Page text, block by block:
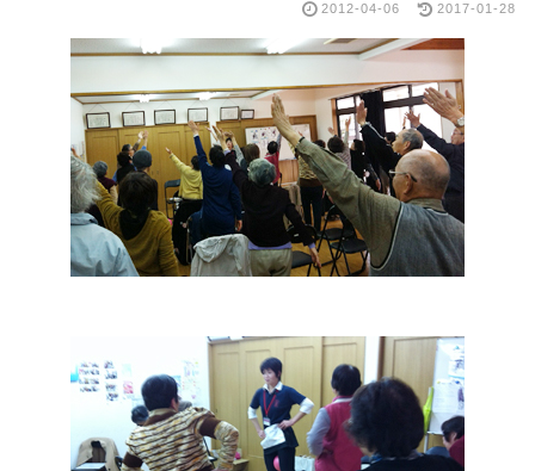
2012-04-06 2017-01-28